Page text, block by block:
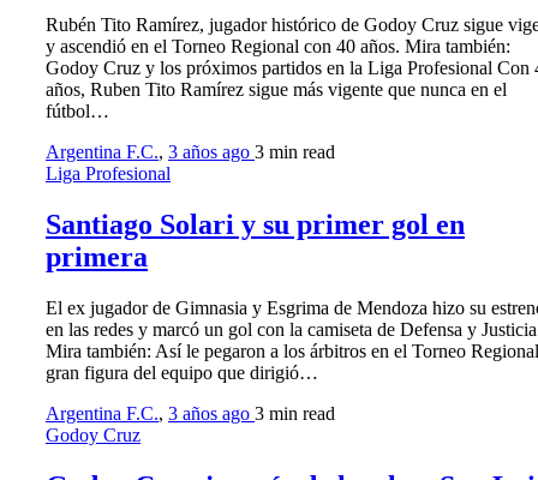
Rubén Tito Ramírez, jugador histórico de Godoy Cruz sigue
y ascendió en el Torneo Regional con 40 años. Mira también:
Godoy Cruz y los próximos partidos en la Liga Profesional Con
años, Ruben Tito Ramírez sigue más vigente que nunca en el
fútbol…
Argentina F.C., 3 años ago 3 min read
Liga Profesional
Santiago Solari y su primer gol en
primera
El ex jugador de Gimnasia y Esgrima de Mendoza hizo su
en las redes y marcó un gol con la camiseta de Defensa y
Mira también: Así le pegaron a los árbitros en el Torneo
gran figura del equipo que dirigió…
Argentina F.C., 3 años ago 3 min read
Godoy Cruz